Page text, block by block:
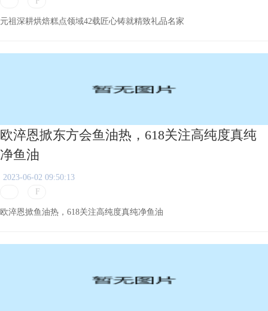
元祖深耕烘焙糕点领域42载匠心铸就精致礼品名家
欧淬恩掀东方会鱼油热，618关注高纯度真纯
净鱼油
2023-06-02 09:50:13
欧淬恩掀鱼油热，618关注高纯度真纯净鱼油